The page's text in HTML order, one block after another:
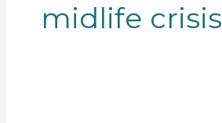
midlife crisis